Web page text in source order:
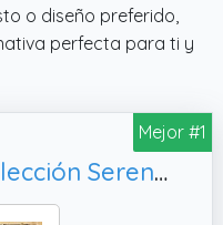
o diseño preferido,
perfecta para ti y
Mejor #1
Devoko Tocador Colección Serenoxa, 110 x 40 x 139 cm Negro